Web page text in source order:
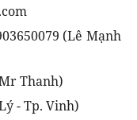
(Lê Mạnh
Thanh)
- Tp. Vinh)